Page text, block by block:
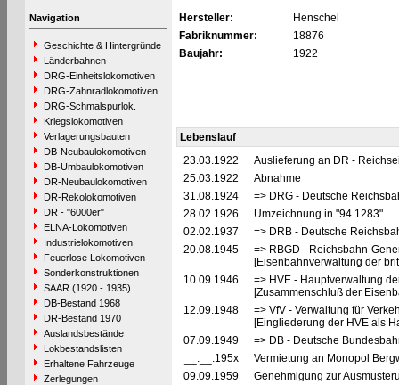
Navigation
Geschichte & Hintergründe
Länderbahnen
DRG-Einheitslokomotiven
DRG-Zahnradlokomotiven
DRG-Schmalspurlok.
Kriegslokomotiven
Verlagerungsbauten
DB-Neubaulokomotiven
DB-Umbaulokomotiven
DR-Neubaulokomotiven
DR-Rekolokomotiven
DR - "6000er"
ELNA-Lokomotiven
Industrielokomotiven
Feuerlose Lokomotiven
Sonderkonstruktionen
SAAR (1920 - 1935)
DB-Bestand 1968
DR-Bestand 1970
Auslandsbestände
Lokbestandslisten
Erhaltene Fahrzeuge
Zerlegungen
Hersteller:
Henschel
Fabriknummer:
18876
Baujahr:
1922
Lebenslauf
23.03.1922
Auslieferung an DR -
25.03.1922
Abnahme
31.08.1924
=> DRG - Deutsche
28.02.1926
Umzeichnung in "94 1283"
02.02.1937
=> DRB - Deutsche
20.08.1945
=> RBGD - Reichsbahn-
[Eisenbahnverwaltung der
10.09.1946
=> HVE - Hauptverwaltung
[Zusammenschluß der
12.09.1948
=> VfV - Verwaltung für
[Eingliederung der HVE als
07.09.1949
=> DB - Deutsche
__.__.195x
Vermietung an Monopol
09.09.1959
Genehmigung zur